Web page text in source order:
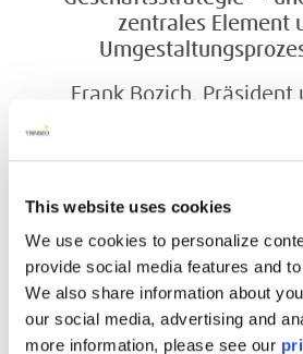
This website uses cookies
We use cookies to personalize
provide social media features and
We also share information about
our social media, advertising and
more information, please see our
zentrales Element
Frank Bozich, Präsident
SUSTAINABLE